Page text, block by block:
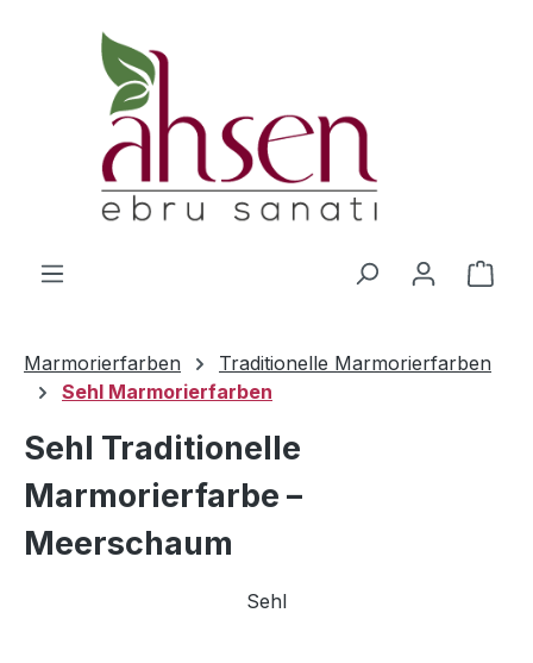
Zum Hauptinhalt springen
Marmorierfarben
Traditionelle Marmorierfarben
Sehl Marmorierfarben
Sehl Traditionelle
Marmorierfarbe –
Meerschaum
Sehl